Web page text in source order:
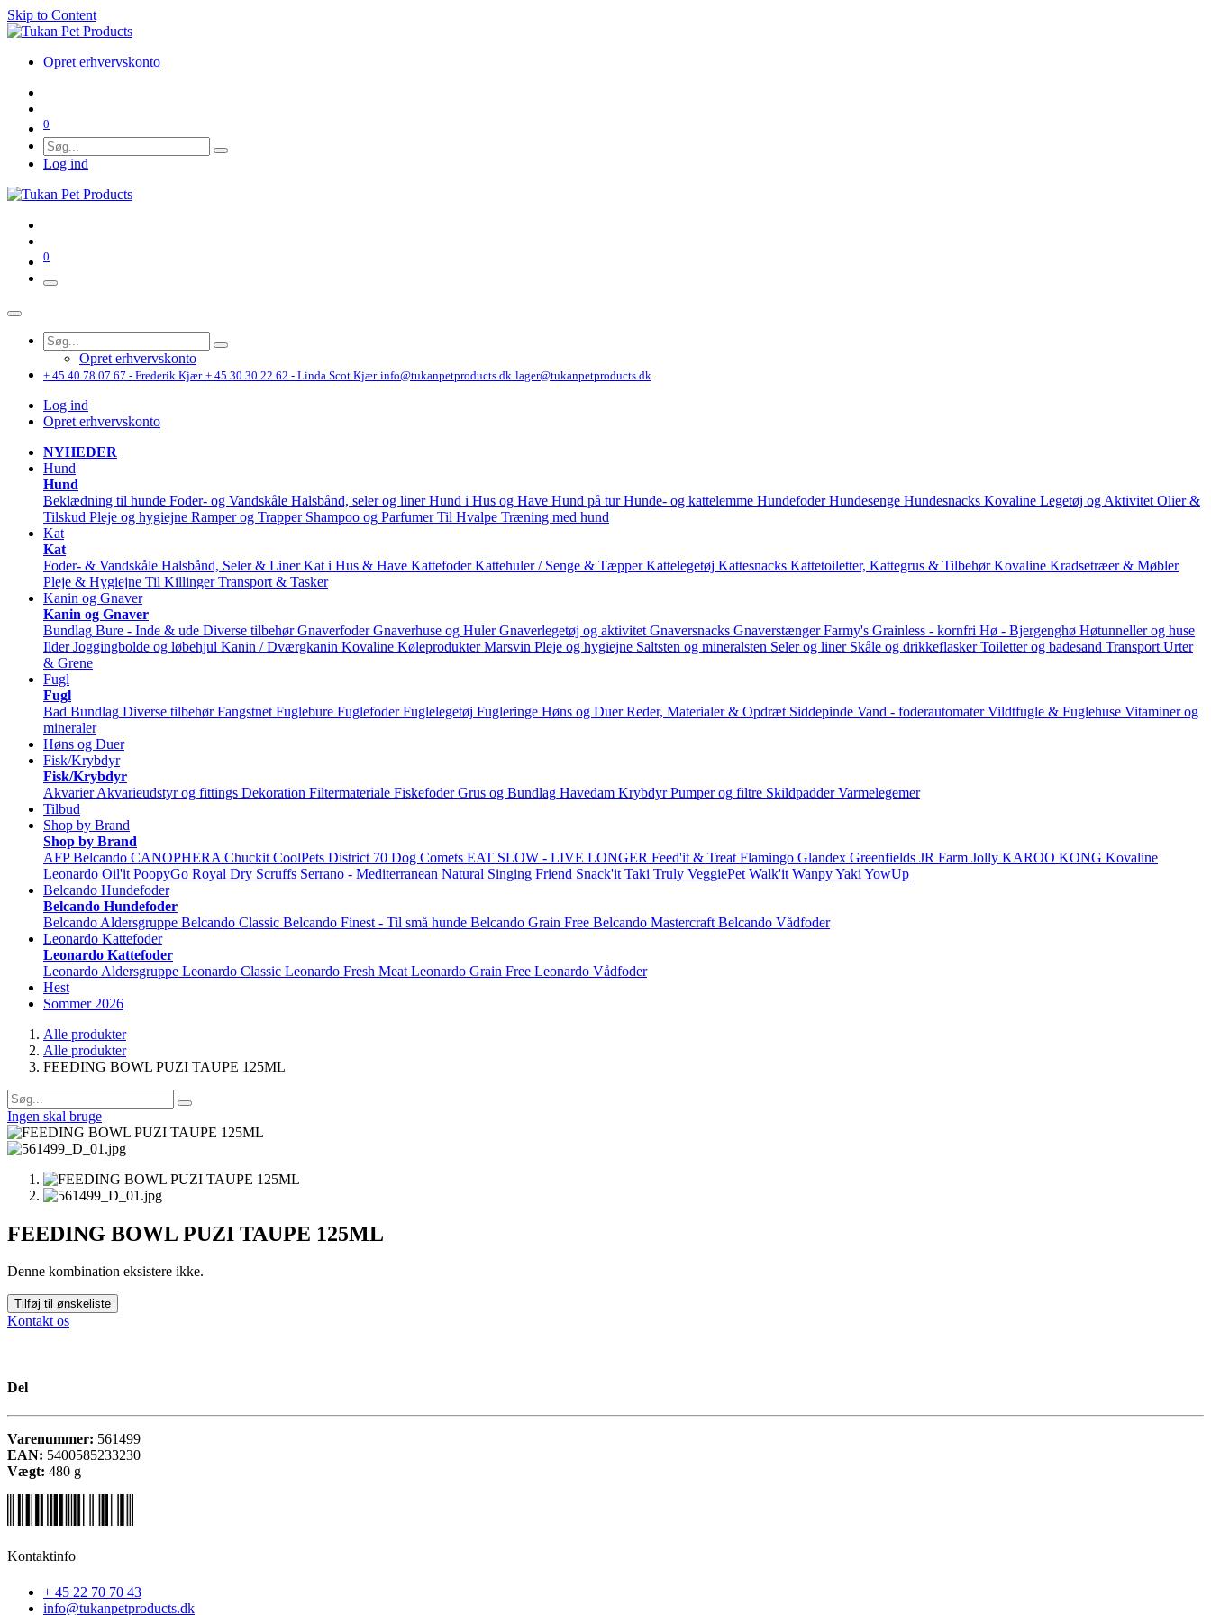
Skip to Content
Opret erhvervskonto
0
Log ind
0
Opret erhvervskonto
+ 45 40 78 07 67 - Frederik Kjær + 45 30 30 22 62 - Linda Scot Kjær info@tukanpetproducts.dk lager@tukanpetproducts.dk
Log ind
Opret erhvervskonto
NYHEDER
Hund
Hund
Beklædning til hunde Foder- og Vandskåle Halsbånd, seler og liner Hund i Hus og Have Hund på tur Hunde- og kattelemme Hundefoder Hundesenge Hundesnacks Kovaline Legetøj og Aktivitet Olier &
Tilskud Pleje og hygiejne Ramper og Trapper Shampoo og Parfumer Til Hvalpe Træning med hund
Kat
Kat
Foder- & Vandskåle Halsbånd, Seler & Liner Kat i Hus & Have Kattefoder Kattehuler / Senge & Tæpper Kattelegetøj Kattesnacks Kattetoiletter, Kattegrus & Tilbehør Kovaline Kradsetræer & Møbler
Pleje & Hygiejne Til Killinger Transport & Tasker
Kanin og Gnaver
Kanin og Gnaver
Bundlag Bure - Inde & ude Diverse tilbehør Gnaverfoder Gnaverhuse og Huler Gnaverlegetøj og aktivitet Gnaversnacks Gnaverstænger Farmy's Grainless - kornfri Hø - Bjergenghø Høtunneller og huse
Ilder Joggingbolde og løbehjul Kanin / Dværgkanin Kovaline Køleprodukter Marsvin Pleje og hygiejne Saltsten og mineralsten Seler og liner Skåle og drikkeflasker Toiletter og badesand Transport Urter
& Grene
Fugl
Fugl
Bad Bundlag Diverse tilbehør Fangstnet Fuglebure Fuglefoder Fuglelegetøj Fugleringe Høns og Duer Reder, Materialer & Opdræt Siddepinde Vand - foderautomater Vildtfugle & Fuglehuse Vitaminer og
mineraler
Høns og Duer
Fisk/Krybdyr
Fisk/Krybdyr
Akvarier Akvarieudstyr og fittings Dekoration Filtermateriale Fiskefoder Grus og Bundlag Havedam Krybdyr Pumper og filtre Skildpadder Varmelegemer
Tilbud
Shop by Brand
Shop by Brand
AFP Belcando CANOPHERA Chuckit CoolPets District 70 Dog Comets EAT SLOW - LIVE LONGER Feed'it & Treat Flamingo Glandex Greenfields JR Farm Jolly KAROO KONG Kovaline
Leonardo Oil'it PoopyGo Royal Dry Scruffs Serrano - Mediterranean Natural Singing Friend Snack'it Taki Truly VeggiePet Walk'it WanpyYaki YowUp
Belcando Hundefoder
Belcando Hundefoder
Belcando Aldersgruppe Belcando Classic Belcando Finest - Til små hunde Belcando Grain Free Belcando Mastercraft Belcando Vådfoder
Leonardo Kattefoder
Leonardo Kattefoder
Leonardo Aldersgruppe Leonardo Classic Leonardo Fresh Meat Leonardo Grain Free Leonardo Vådfoder
Hest
Sommer 2026
Alle produkter
Alle produkter
FEEDING BOWL PUZI TAUPE 125ML
Ingen skal bruge
FEEDING BOWL PUZI TAUPE 125ML
Denne kombination eksistere ikke.
Tilføj til ønskeliste
Kontakt os
Del
Varenummer: 561499
EAN: 5400585233230
Vægt: 480 g
Kontaktinfo
+ 45 22 70 70 43
info@tukanpetproducts.dk